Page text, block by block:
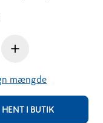
+
mængde
HENT I BUTIK